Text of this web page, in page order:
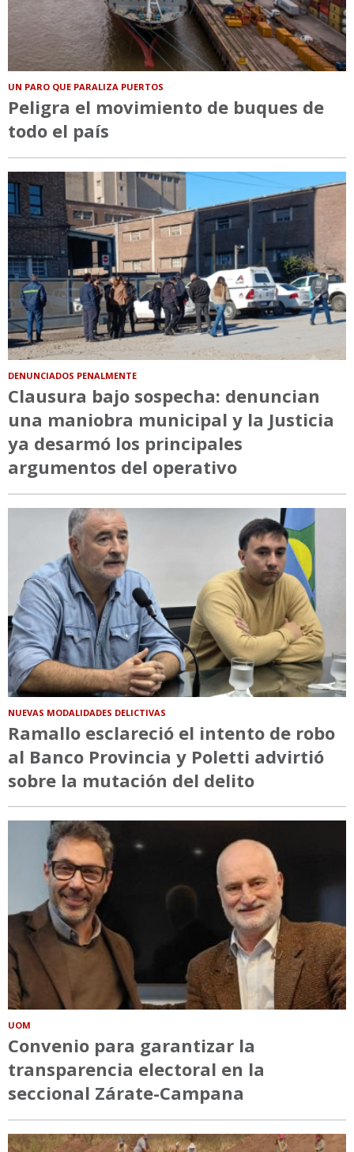
UN PARO QUE PARALIZA PUERTOS
Peligra el movimiento de buques de
todo el país
DENUNCIADOS PENALMENTE
Clausura bajo sospecha: denuncian
una maniobra municipal y la Justicia
ya desarmó los principales
argumentos del operativo
NUEVAS MODALIDADES DELICTIVAS
Ramallo esclareció el intento de robo
al Banco Provincia y Poletti advirtió
sobre la mutación del delito
UOM
Convenio para garantizar la
transparencia electoral en la
seccional Zárate-Campana